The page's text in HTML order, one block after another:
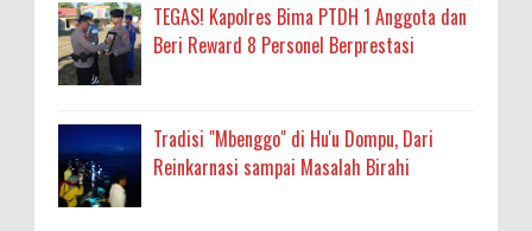
TEGAS! Kapolres Bima PTDH 1 Anggota dan
Beri Reward 8 Personel Berprestasi
Tradisi "Mbenggo" di Hu'u Dompu, Dari
Reinkarnasi sampai Masalah Birahi